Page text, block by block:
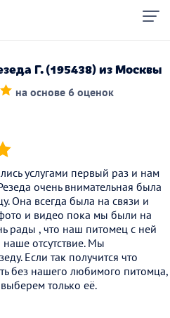
Г. (195438) из Москвы
на основе 6 оценок
услугами первый раз и нам
очень внимательная была
Она всегда была на связи и
и видео пока мы были на
рады , что наш питомец с ней
отсутствие. Мы
Если так получится что
без нашего любимого питомца,
только её.